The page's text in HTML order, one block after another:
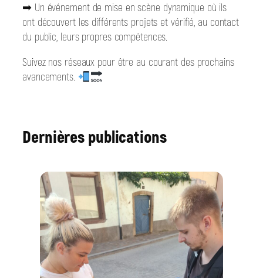
➡ Un événement de mise en scène dynamique où ils
ont découvert les différents projets et vérifié, au contact
du public, leurs propres compétences.
Suivez nos réseaux pour être au courant des prochains
avancements.
Dernières publications